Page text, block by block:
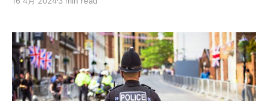
たいにボソボソする 前者については、Adobe Audition
（Audition上で画像のように確認ダイアログが出る）の
で、それにて確認。 後者については、同じくAdobe
Auditionを使って、ループバックを聞いたり、録音した
りしましたが確認出来ず。 という感じでした。 そうだ
Macアプリを作ろう Adobe Auditionの確認ダイアログ